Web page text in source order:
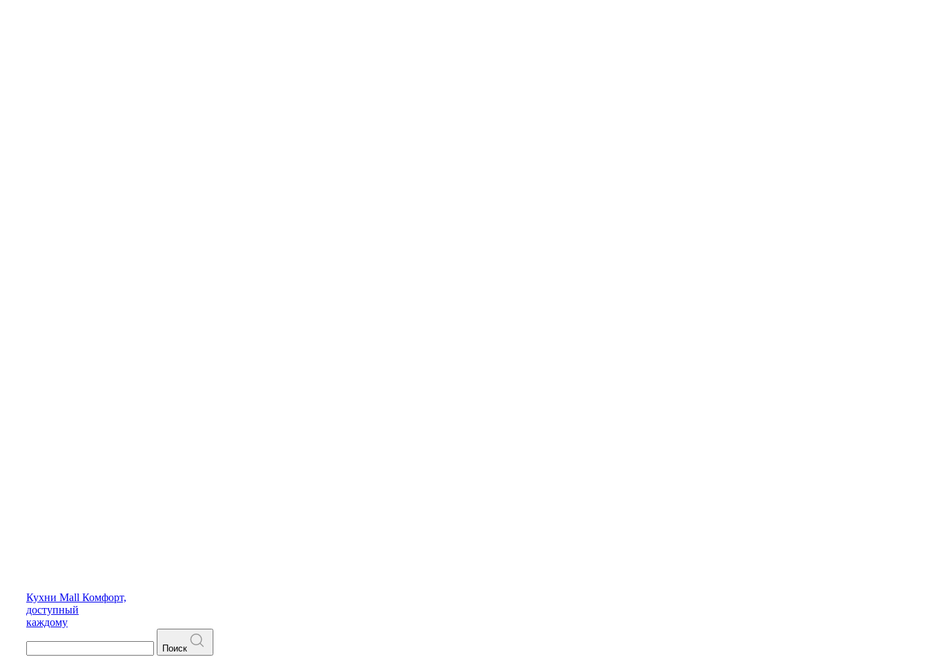
Кухни Mall Комфорт,
доступный
каждому
Поиск